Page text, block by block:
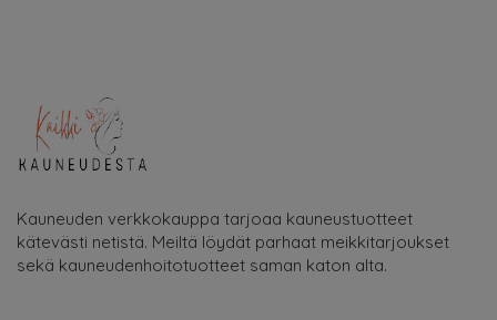
Kauneuden verkkokauppa tarjoaa kauneustuotteet
kätevästi netistä. Meiltä löydät parhaat meikkitarjoukset
sekä kauneudenhoitotuotteet saman katon alta.